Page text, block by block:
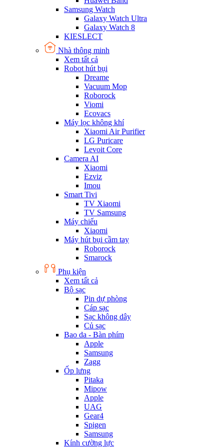
Samsung Watch
Galaxy Watch Ultra
Galaxy Watch 8
KIESLECT
Nhà thông minh
Xem tất cả
Robot hút bụi
Dreame
Vacuum Mop
Roborock
Viomi
Ecovacs
Máy lọc không khí
Xiaomi Air Purifier
LG Puricare
Levoit Core
Camera AI
Xiaomi
Ezviz
Imou
Smart Tivi
TV Xiaomi
TV Samsung
Máy chiếu
Xiaomi
Máy hút bụi cầm tay
Roborock
Smarock
Phụ kiện
Xem tất cả
Bộ sạc
Pin dự phòng
Cáp sạc
Sạc không dây
Củ sạc
Bao da - Bàn phím
Apple
Samsung
Zagg
Ốp lưng
Pitaka
Mipow
Apple
UAG
Gear4
Spigen
Samsung
Kính cường lực